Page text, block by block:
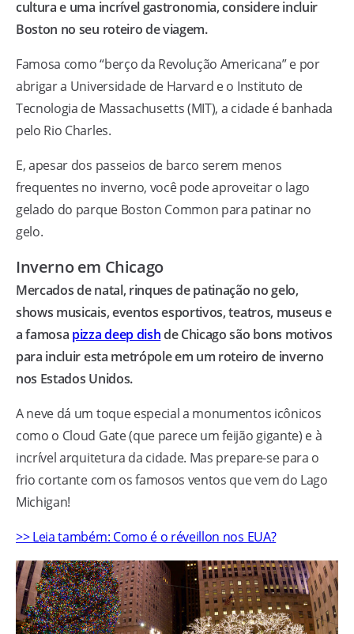
cultura e uma incrível gastronomia, considere incluir
Boston no seu roteiro de viagem.
Famosa como “berço da Revolução Americana” e por
abrigar a Universidade de Harvard e o Instituto de
Tecnologia de Massachusetts (MIT), a cidade é banhada
pelo Rio Charles.
E, apesar dos passeios de barco serem menos
frequentes no inverno, você pode aproveitar o lago
gelado do parque Boston Common para patinar no
gelo.
Inverno em Chicago
Mercados de natal, rinques de patinação no gelo,
shows musicais, eventos esportivos, teatros, museus e
a famosa pizza deep dishde Chicago são bons motivos
para incluir esta metrópole em um roteiro de inverno
nos Estados Unidos.
A neve dá um toque especial a monumentos icônicos
como o Cloud Gate (que parece um feijão gigante) e à
incrível arquitetura da cidade. Mas prepare-se para o
frio cortante com os famosos ventos que vem do Lago
Michigan!
>> Leia também: Como é o réveillon nos EUA?